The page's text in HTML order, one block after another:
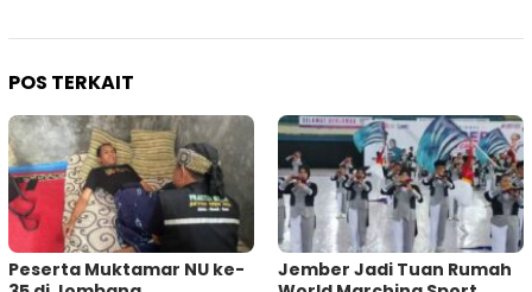
POS TERKAIT
Peserta Muktamar NU ke-
Jember Jadi Tuan Rumah